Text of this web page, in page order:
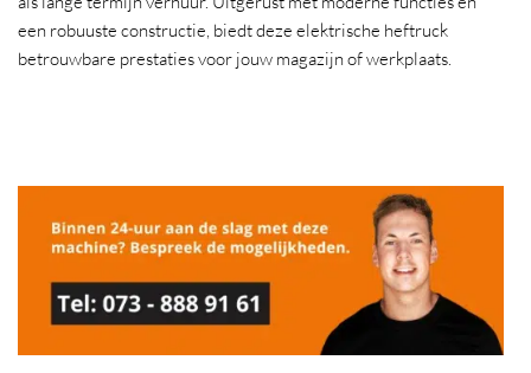
een robuuste constructie, biedt deze elektrische heftruck
betrouwbare prestaties voor jouw magazijn of werkplaats.